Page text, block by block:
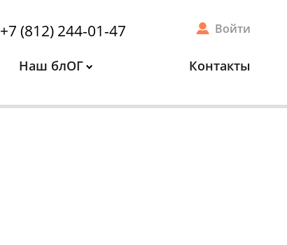
+7 (812) 244-01-47 Войти
Наш блОГ Контакты